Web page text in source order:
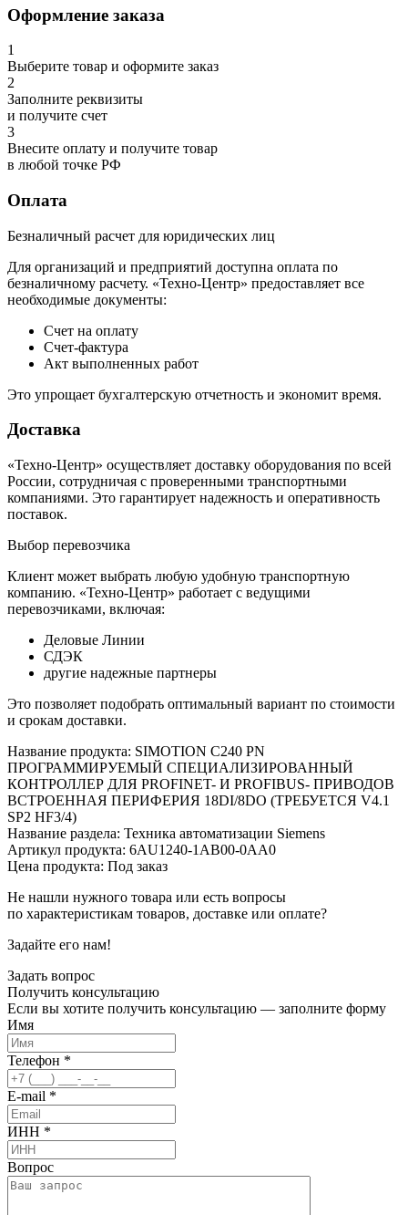
Оформление заказа
1
Выберите товар и оформите заказ
2
Заполните реквизиты
и получите счет
3
Внесите оплату и получите товар
в любой точке РФ
Оплата
Безналичный расчет для юридических лиц
Для организаций и предприятий доступна оплата по
безналичному расчету. «Техно-Центр» предоставляет все
необходимые документы:
Счет на оплату
Счет-фактура
Акт выполненных работ
Это упрощает бухгалтерскую отчетность и экономит время.
Доставка
«Техно-Центр» осуществляет доставку оборудования по всей
России, сотрудничая с проверенными транспортными
компаниями. Это гарантирует надежность и оперативность
поставок.
Выбор перевозчика
Клиент может выбрать любую удобную транспортную
компанию. «Техно-Центр» работает с ведущими
перевозчиками, включая:
Деловые Линии
СДЭК
другие надежные партнеры
Это позволяет подобрать оптимальный вариант по стоимости
и срокам доставки.
Название продукта: SIMOTION C240 PN
ПРОГРАММИРУЕМЫЙ СПЕЦИАЛИЗИРОВАННЫЙ
КОНТРОЛЛЕР ДЛЯ PROFINET- И PROFIBUS- ПРИВОДОВ
ВСТРОЕННАЯ ПЕРИФЕРИЯ 18DI/8DO (ТРЕБУЕТСЯ V4.1
SP2 HF3/4)
Название раздела: Техника автоматизации Siemens
Артикул продукта: 6AU1240-1AB00-0AA0
Цена продукта: Под заказ
Не нашли нужного товара или есть вопросы
по характеристикам товаров, доставке или оплате?
Задайте его нам!
Задать вопрос
Получить консультацию
Если вы хотите получить консультацию — заполните форму
Имя
Телефон *
E-mail *
ИНН *
Вопрос